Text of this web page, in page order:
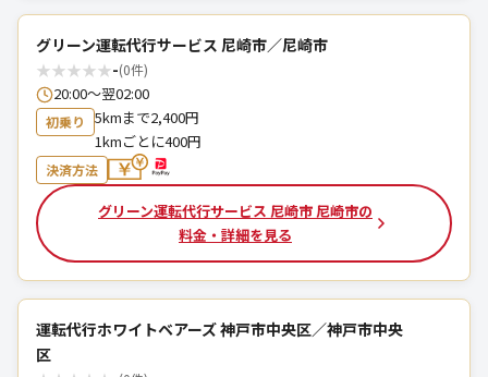
グリーン運転代行サービス 尼崎市／尼崎市
★★★★★-(0件)
20:00～翌02:00
初乗り
5kmまで2,400円
1kmごとに400円
決済方法
グリーン運転代行サービス 尼崎市 尼崎市の
料金・詳細を見る
運転代行ホワイトベアーズ 神戸市中央区／神戸市中央
区